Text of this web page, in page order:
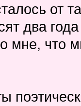
от
два
мне, что